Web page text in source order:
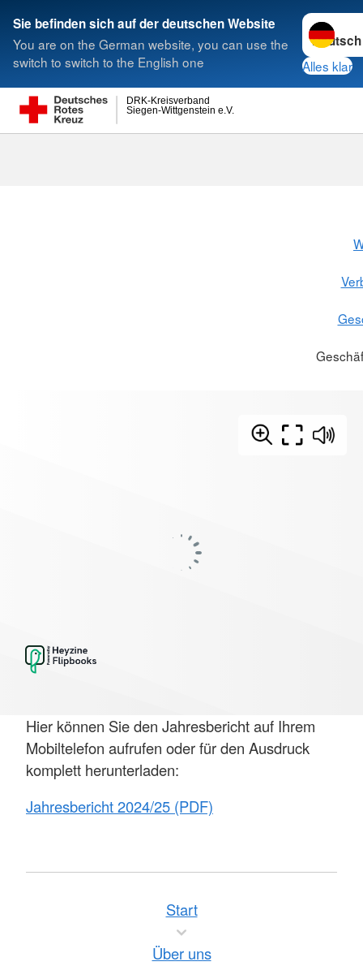
Sie befinden sich auf der deutschen Website
You are on the German website, you can use the
switch to switch to the English one
Sprache
Alles klar
Siegen-Wittgenstein e.V.
DRK-Kreisverband
Suche
Hier können Sie den Jahresbericht auf Ihrem
Mobiltelefon aufrufen oder für den Ausdruck
komplett herunterladen:
Jahresbericht 2024/25 (PDF)
Start
Über uns